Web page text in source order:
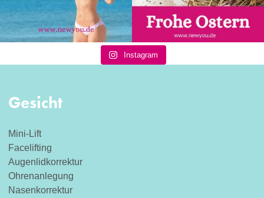
Instagram
Gesicht
Mini-Lift
Facelifting
Augenlidkorrektur
Ohrenanlegung
Nasenkorrektur